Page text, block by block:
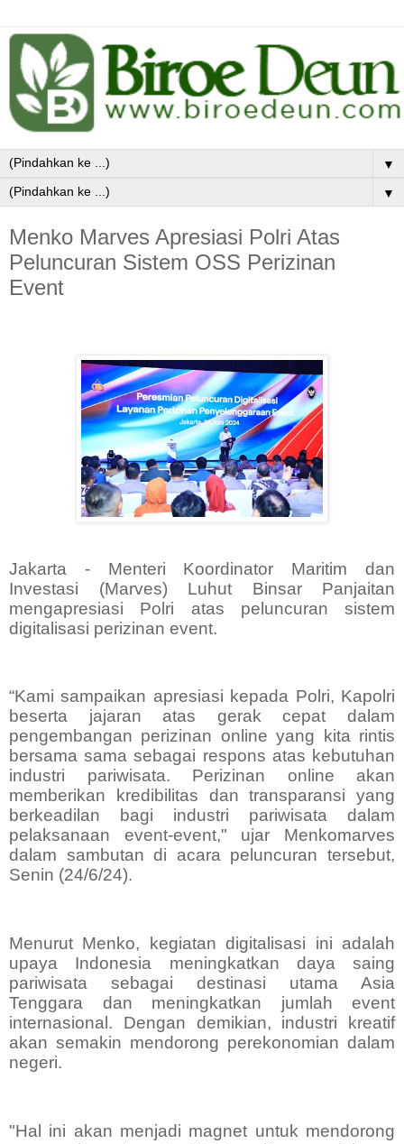
▼
▼
Menko Marves Apresiasi Polri Atas
Peluncuran Sistem OSS Perizinan
Event
Jakarta - Menteri Koordinator Maritim dan
Investasi (Marves) Luhut Binsar Panjaitan
mengapresiasi Polri atas peluncuran sistem
digitalisasi perizinan event.
“Kami sampaikan apresiasi kepada Polri, Kapolri
beserta jajaran atas gerak cepat dalam
pengembangan perizinan online yang kita rintis
bersama sama sebagai respons atas kebutuhan
industri pariwisata. Perizinan online akan
memberikan kredibilitas dan transparansi yang
berkeadilan bagi industri pariwisata dalam
pelaksanaan event-event," ujar Menkomarves
dalam sambutan di acara peluncuran tersebut,
Senin (24/6/24).
Menurut Menko, kegiatan digitalisasi ini adalah
upaya Indonesia meningkatkan daya saing
pariwisata sebagai destinasi utama Asia
Tenggara dan meningkatkan jumlah event
internasional. Dengan demikian, industri kreatif
akan semakin mendorong perekonomian dalam
negeri.
"Hal ini akan menjadi magnet untuk mendorong